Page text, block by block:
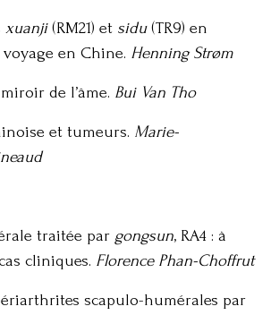
xuanji(RM21) et sidu(TR9) en
en Chine. Henning Strøm
de l’âme. Bui Van Tho
et tumeurs. Marie-
traitée par gongsun, RA4 : à
cliniques. Florence Phan-Choffrut
scapulo-humérales par